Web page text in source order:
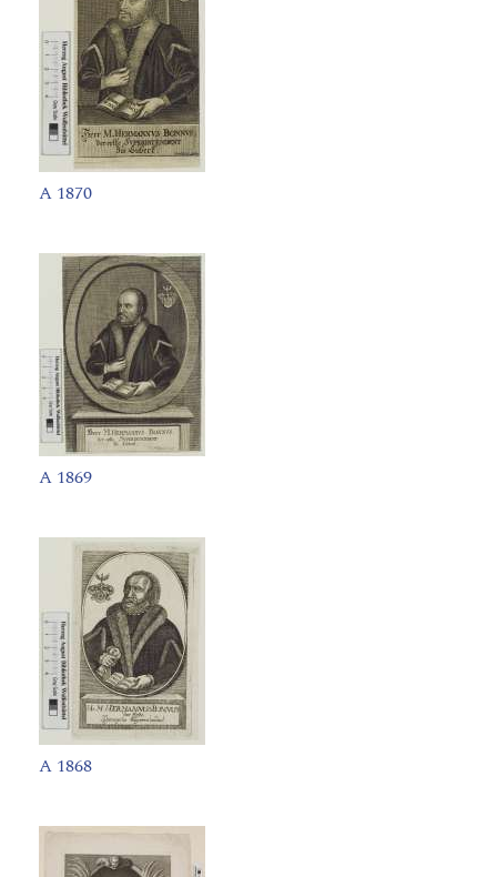
A 1870
A 1869
A 1868